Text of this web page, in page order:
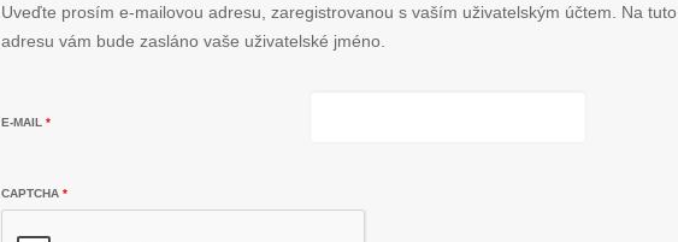
Uveďte prosím e-mailovou adresu, zaregistrovanou s vaším uživatelským účtem. Na tuto
adresu vám bude zasláno vaše uživatelské jméno.
E-MAIL *
CAPTCHA*